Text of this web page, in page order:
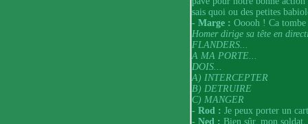
sais quoi ou des petites
- Marge : Ooooh ! Ca
Homer dirige sa tête en
FLANDERS...
A MA PORTE...
DOIS...
A) INTERCEPTER
B) DETRUIRE
C) MANGER
- Rod : Je peux porter un
- Ned : Bien sûr, mon